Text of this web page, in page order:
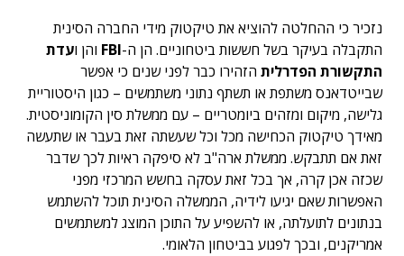
נזכיר כי ההחלטה להוציא את טיקטוק מידי החברה הסינית
התקבלה בעיקר בשל חששות ביטחוניים. הן ה-FBI והן ועדת
התקשורת הפדרלית הזהירו כבר לפני שנים כי אפשר
שבייטדאנס משתפת או תשתף נתוני משתמשים – כגון היסטוריית
גלישה, מיקום ומזהים ביומטריים – עם ממשלת סין הקומוניסטית.
מאידך טיקטוק הכחישה מכל וכל שעשתה זאת בעבר או שתעשה
זאת אם תתבקש. ממשלת ארה"ב לא סיפקה ראיות לכך שדבר
שכזה אכן קרה, אך בכל זאת עסקה בחשש המרכזי מפני
האפשרות שאם יגיעו לידיה, הממשלה הסינית תוכל להשתמש
בנתונים לתועלתה, או להשפיע על התוכן המוצג למשתמשים
אמריקנים, ובכך לפגוע בביטחון הלאומי.